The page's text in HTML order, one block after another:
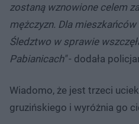
zostaną wznowione celem
mężczyzn. Dla
Śledztwo w sprawie
Pabianicach"- dodała
Wiadomo, że jest trzeci
gruzińskiego i wyróżnia go